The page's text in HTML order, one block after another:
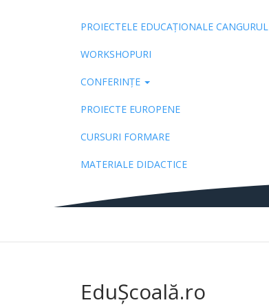
Pub
PROIECTELE EDUCAȚIONALE CANGURUL
WORKSHOPURI
CONFERINȚE
PROIECTE EUROPENE
CURSURI FORMARE
MATERIALE DIDACTICE
EduȘcoală.ro